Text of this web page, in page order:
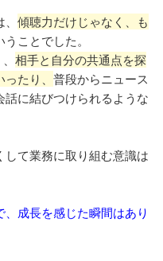
傾聴力だけじゃなく、も
うことでした。
相手と自分の共通点を探
たり、 普段からニュース
に結びつけられるような
て業務に取り組む意識は
成長を感じた瞬間はあり